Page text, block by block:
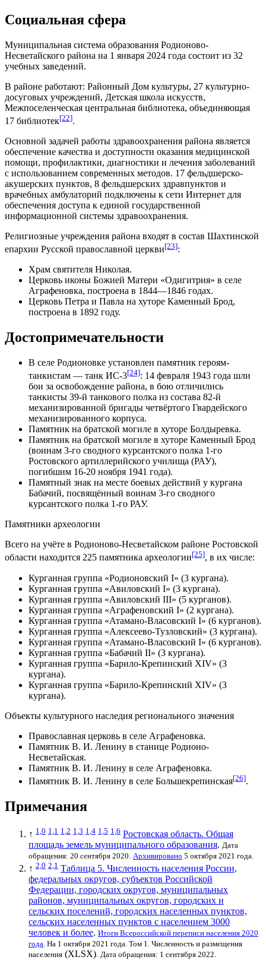
Социальная сфера
Муниципальная система образования Родионово-
Несветайского района на 1 января 2024 года состоит из 32
учебных заведений.
В районе работают: Районный Дом культуры, 27 культурно-
досуговых учреждений, Детская школа искусств,
Межпоселенческая центральная библиотека, объединяющая
17 библиотек[22].
Основной задачей работы здравоохранения района является
обеспечение качества и доступности оказания медицинской
помощи, профилактики, диагностики и лечения заболеваний
с использованием современных методов. 17 фельдшерско-
акушерских пунктов, 8 фельдшерских здравпунктов и
врачебных амбулаторий подключены к сети Интернет для
обеспечения доступа к единой государственной
информационной системы здравоохранения.
Религиозные учреждения района входят в состав Шахтинской
епархии Русской православной церкви[23]:
Храм святителя Николая.
Церковь иконы Божией Матери «Одигитрия» в селе
Аграфеновка, построена в 1844—1846 годах.
Церковь Петра и Павла на хуторе Каменный Брод,
построена в 1892 году.
Достопримечательности
В селе Родионовке установлен памятник героям-
танкистам — танк ИС-3[24]: 14 февраля 1943 года шли
бои за освобождение района, в бою отличились
танкисты 39-й танкового полка из состава 82-й
механизированной бригады четвёртого Гвардейского
механизированного корпуса.
Памятник на братской могиле в хуторе Болдыревка.
Памятник на братской могиле в хуторе Каменный Брод
(воинам 3-го сводного курсантского полка 1-го
Ростовского артиллерийского училища (РАУ),
погибшим 16-20 ноября 1941 года).
Памятный знак на месте боевых действий у кургана
Бабачий, посвящённый воинам 3-го сводного
курсантского полка 1-го РАУ.
Памятники археологии
Всего на учёте в Родионово-Несветайском районе Ростовской
области находится 225 памятника археологии[25], в их числе:
Курганная группа «Родионовский I» (3 кургана).
Курганная группа «Авиловский I» (3 кургана).
Курганная группа «Авиловский III» (5 курганов).
Курганная группа «Аграфеновский I» (2 кургана).
Курганная группа «Атамано-Власовский I» (6 курганов).
Курганная группа «Алексеево-Тузловский» (3 кургана).
Курганная группа «Атамано-Власовский I» (6 курганов).
Курганная группа «Бабачий II» (3 кургана).
Курганная группа «Барило-Крепинский XIV» (3
кургана).
Курганная группа «Барило-Крепинский XIV» (3
кургана).
Объекты культурного наследия регионального значения
Православная церковь в селе Аграфеновка.
Памятник В. И. Ленину в станице Родионо-
Несветайская.
Памятник В. И. Ленину в селе Аграфеновка.
Памятник В. И. Ленину в селе Большекрепинская[26].
Примечания
↑ 1,0 1,1 1,2 1,3 1,4 1,5 1,6 Ростовская область. Общая
площадь земель муниципального образования. Дата
обращения: 20 сентября 2020. Архивировано 5 октября 2021 года.
↑ 2,0 2,1 Таблица 5. Численность населения России,
федеральных округов, субъектов Российской
Федерации, городских округов, муниципальных
районов, муниципальных округов, городских и
сельских поселений, городских населенных пунктов,
сельских населенных пунктов с населением 3000
человек и более. Итоги Всероссийской переписи населения 2020
года. На 1 октября 2021 года. Том 1. Численность и размещения
населения (XLSX). Дата обращения: 1 сентября 2022.